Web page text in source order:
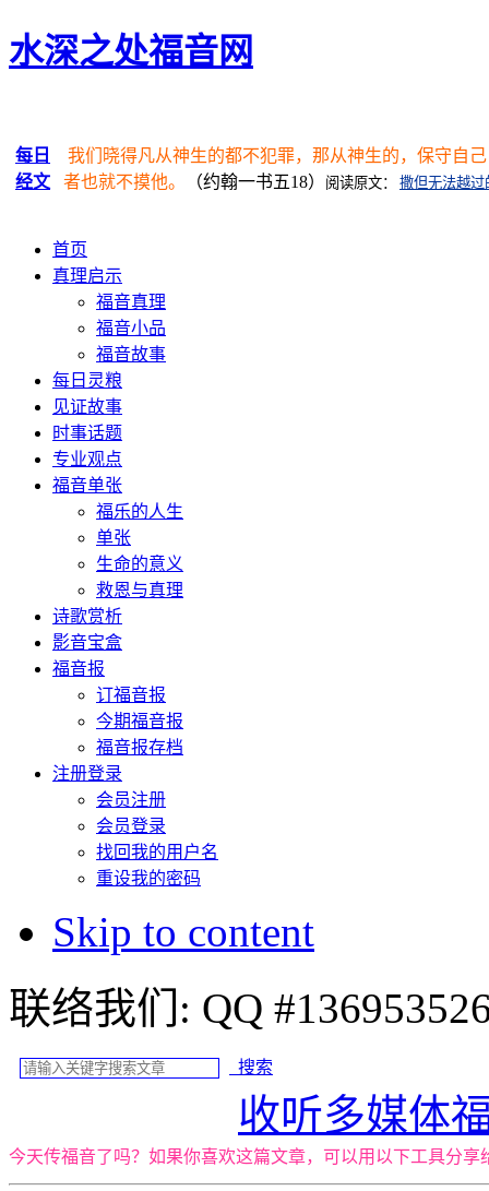
水深之处福音网
每日
经文
我们晓得凡从神生的都不犯罪，那从神生的，保守自
者也就不摸他。
（约翰一书五18） 阅读原文： 撒但无法越
首页
真理启示
福音真理
福音小品
福音故事
每日灵粮
见证故事
时事话题
专业观点
福音单张
福乐的人生
单张
生命的意义
救恩与真理
诗歌赏析
影音宝盒
福音报
订福音报
今期福音报
福音报存档
注册登录
会员注册
会员登录
找回我的用户名
重设我的密码
Skip to content
联络我们:
搜索
收听多媒体
今天传福音了吗？如果你喜欢这篇文章，可以用以下工具分享